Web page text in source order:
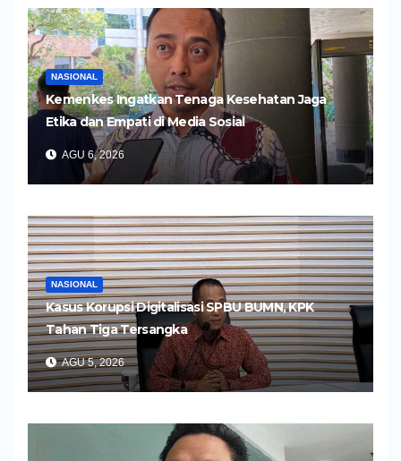
NASIONAL
Kemenkes Ingatkan Tenaga Kesehatan Jaga
Etika dan Empati di Media Sosial
AGU 6, 2026
NASIONAL
Kasus Korupsi Digitalisasi SPBU BUMN, KPK
Tahan Tiga Tersangka
AGU 5, 2026